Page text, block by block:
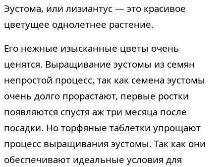
Эустома, или лизиантус — это красивое
цветущее однолетнее растение.
Его нежные изысканные цветы очень
ценятся. Выращивание эустомы из семян
непростой процесс, так как семена эустомы
очень долго прорастают, первые ростки
появляются спустя аж три месяца после
посадки. Но торфяные таблетки упрощают
процесс выращивания эустомы. Так как они
обеспечивают идеальные условия для